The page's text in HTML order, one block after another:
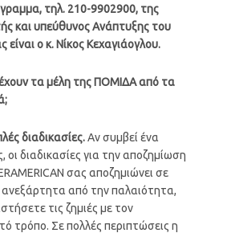
τηλ. 210-9902900, της
και υπεύθυνος Ανάπτυξης του
ο κ. Νίκος Κεχαγιάογλου.
τα μέλη της ΠΟΜΙΔΑ από τα
διαδικασίες.Αν συμβεί ένα
οι διαδικασίες για την αποζημίωση
σας αποζημιώνει σε
ανεξάρτητα από την παλαιότητα,
τις ζημιές με τον
τρόπο. Σε πολλές περιπτώσεις η